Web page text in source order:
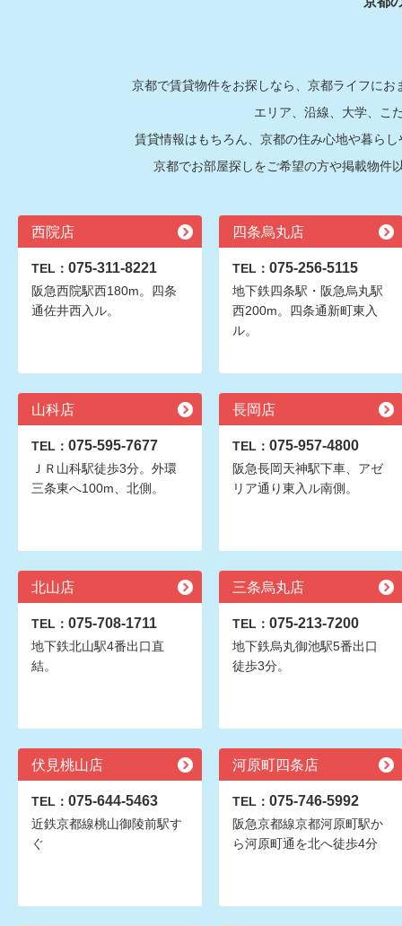
京都で賃貸物件をお探しなら、京都ライフに
エリア、沿線、大学、こ
賃貸情報はもちろん、京都の住み心地や暮ら
京都でお部屋探しをご希望の方や掲載物件
西院店
TEL： 075-311-8221
阪急西院駅西180m。四条
通佐井西入ル。
四条烏丸店
TEL： 075-256-5115
地下鉄四条駅・阪急烏丸駅
西200m。四条通新町東入
ル。
山科店
TEL： 075-595-7677
ＪＲ山科駅徒歩3分。外環
三条東へ100m、北側。
長岡店
TEL： 075-957-4800
阪急長岡天神駅下車、アゼ
リア通り東入ル南側。
北山店
TEL： 075-708-1711
地下鉄北山駅4番出口直
結。
三条烏丸店
TEL： 075-213-7200
地下鉄烏丸御池駅5番出口
徒歩3分。
伏見桃山店
TEL： 075-644-5463
近鉄京都線桃山御陵前駅す
ぐ
河原町四条店
TEL： 075-746-5992
阪急京都線京都河原町駅か
ら河原町通を北へ徒歩4分